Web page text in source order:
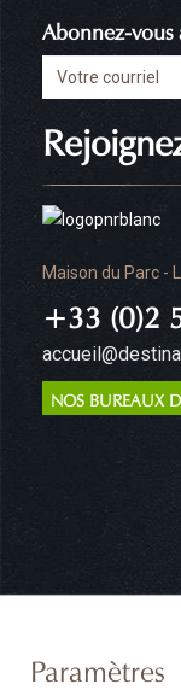
Maison du Parc -
+33 (0)2
NOS BUREAUX
Abonnez-
Paramètres